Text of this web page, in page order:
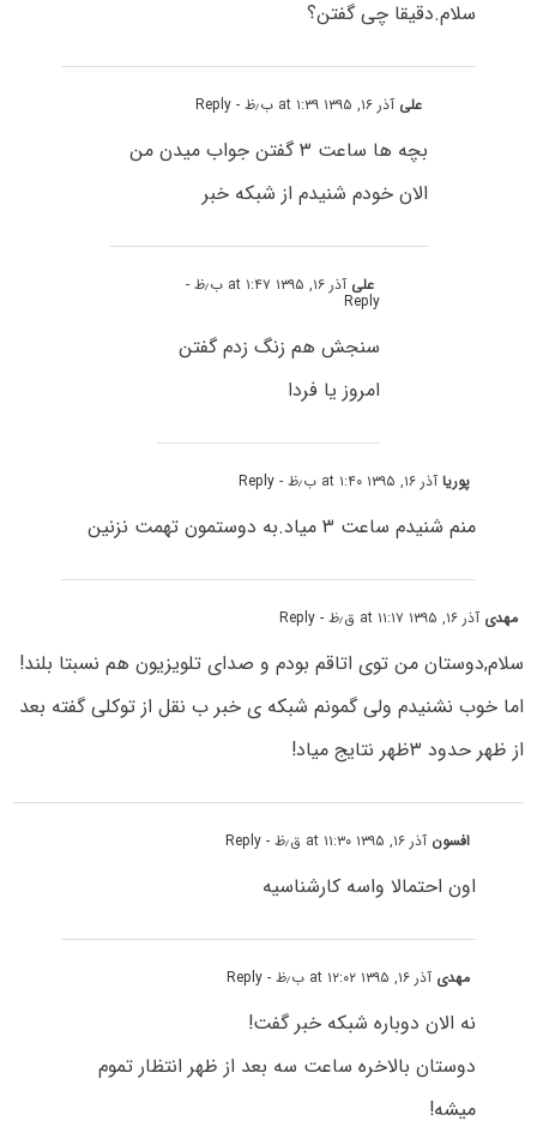
سلام.دقیقا چی گفتن؟
علی آذر ۱۶, ۱۳۹۵ at ۱:۳۹ ب٫ظ - Reply
بچه ها ساعت ۳ گفتن جواب میدن من
الان خودم شنیدم از شبکه خبر
علی آذر ۱۶, ۱۳۹۵ at ۱:۴۷ ب٫ظ -
Reply
سنجش هم زنگ زدم گفتن
امروز یا فردا
پوریاآذر ۱۶, ۱۳۹۵ at ۱:۴۰ ب٫ظ - Reply
منم شنیدم ساعت ۳ میاد.به دوستمون تهمت نزنین
مهدی آذر ۱۶, ۱۳۹۵ at ۱۱:۱۷ ق٫ظ - Reply
سلام,دوستان من توی اتاقم بودم و صدای تلویزیون هم نسبتا بلند!
اما خوب نشنیدم ولی گمونم شبکه ی خبر ب نقل از توکلی گفته بعد
از ظهر حدود ۳ظهر نتایج میاد!
افسون آذر ۱۶, ۱۳۹۵ at ۱۱:۳۰ ق٫ظ - Reply
اون احتمالا واسه کارشناسیه
مهدی آذر ۱۶, ۱۳۹۵ at ۱۲:۰۲ ب٫ظ - Reply
نه الان دوباره شبکه خبر گفت!
دوستان بالاخره ساعت سه بعد از ظهر انتظار تموم
میشه!